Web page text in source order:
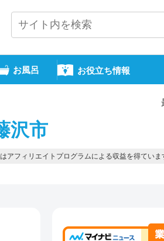
お風呂 お役立ち情報
沢市
アフィリエイトプログラムによる収益を得ていま